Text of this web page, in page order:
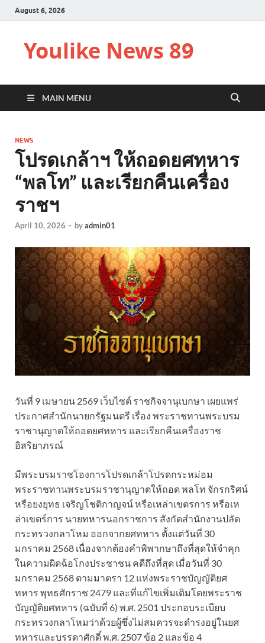
August 6, 2026
Youlike News 89
MAIN MENU
NEWS
โปรดเกล้าฯ ให้ถอดยศทหาร
“พลโท” และเรียกคืนเครื่อง
ราชฯ
April 10, 2026 - byadmin01
วันที่ 9 เมษายน 2569 เว็บไซต์ ราชกิจจานุเบกษา เผยแพร่
ประกาศสำนักนายกรัฐมนตรี เรื่อง พระราชทานพระบรม
ราชานุญาตให้ถอดยศทหาร และเรียกคืนเครื่องราช
อิสริยาภรณ์
มีพระบรมราชโองการโปรดเกล้าโปรดกระหม่อม
พระราชทานพระบรมราชานุญาตให้ถอด พลโท จักรกริศน์
หรือยงยุทธ เจริญโชติกาญจน์ หรือเหล่าเขตรการ หรือเห
ล่าเขตร์การ นายทหารนอกราชการ สังกัดสำนักงานปลัด
กระทรวงกลาโหม ออกจากยศทหาร ตั้งแต่วันที่ 30
มกราคม 2568 เนื่องจากต้องคำพิพากษาถึงที่สุดให้จำคุก
ในความผิดฉ้อโกงประชาชน คดีถึงที่สุด เมื่อวันที่ 30
มกราคม 2568 ตามมาตรา 12 แห่งพระราชบัญญัติยศ
ทหาร พุทธศักราช 2479 และที่แก้ไขเพิ่มเติมโดยพระราช
บัญญัติยศทหาร (ฉบับที่ 6) พ.ศ. 2501 ประกอบระเบียบ
กระทรวงกลาโหมว่าด้วยผู้ซึ่งไม่สมควรจะดำรงอยู่ในยศ
ทหารและบรรดาศักดิ์ พ.ศ. 2507 ข้อ 2 และข้อ 4